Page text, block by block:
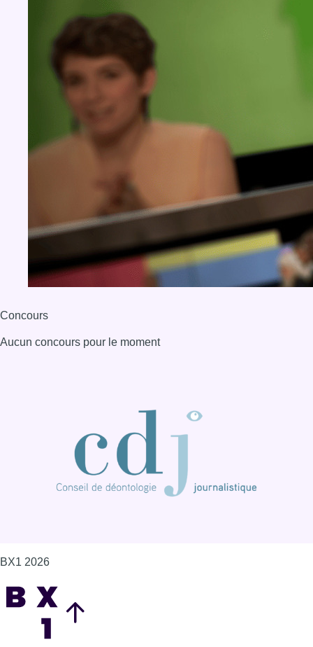
Concours
Aucun concours pour le moment
BX1 2026